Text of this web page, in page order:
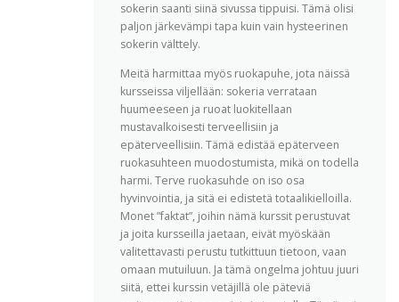
sokerin saanti siinä sivussa tippuisi. Tämä olisi
paljon järkevämpi tapa kuin vain hysteerinen
sokerin välttely.
Meitä harmittaa myös ruokapuhe, jota näissä
kursseissa viljellään: sokeria verrataan
huumeeseen ja ruoat luokitellaan
mustavalkoisesti terveellisiin ja
epäterveellisiin. Tämä edistää epäterveen
ruokasuhteen muodostumista, mikä on todella
harmi. Terve ruokasuhde on iso osa
hyvinvointia, ja sitä ei edistetä totaalikielloilla.
Monet ”faktat”, joihin nämä kurssit perustuvat
ja joita kursseilla jaetaan, eivät myöskään
valitettavasti perustu tutkittuun tietoon, vaan
omaan mutuiluun. Ja tämä ongelma johtuu juuri
siitä, ettei kurssin vetäjillä ole päteviä